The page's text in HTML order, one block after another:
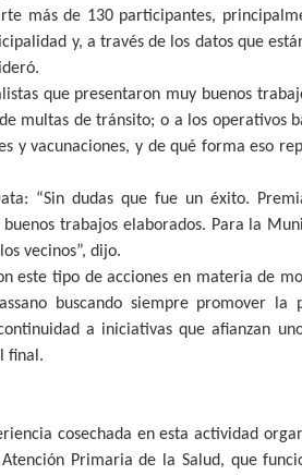
más de 130 participantes,
y, a través de los datos que
que presentaron muy buenos
multas de tránsito; o a los operativos
y vacunaciones, y de qué forma eso
“Sin dudas que fue un éxito.
trabajos elaborados. Para la
vecinos”, dijo.
este tipo de acciones en materia de
buscando siempre promover la
a iniciativas que afianzan
final.
cosechada en esta actividad
Primaria de la Salud, que